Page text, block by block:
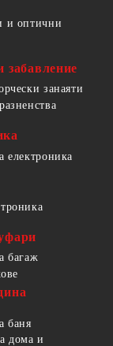
и оптични
забавление
занаяти
електроника
багаж
баня
дома и